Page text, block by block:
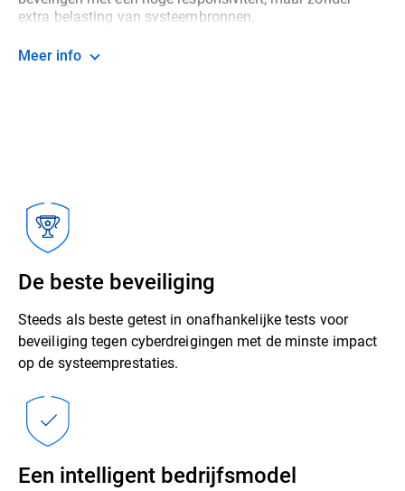
extra belasting van systeembronnen.
Meer info
De beste beveiliging
Steeds als beste getest in onafhankelijke tests voor
beveiliging tegen cyberdreigingen met de minste impact
op de systeemprestaties.
Een intelligent bedrijfsmodel